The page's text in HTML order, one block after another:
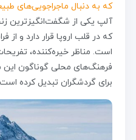
که به دنبال ماجراجویی‌های
آلپ یکی از شگفت‌انگیزترین
که در قلب اروپا قرار دارد و
است. مناظر خیره‌کننده،
فرهنگ‌های محلی گوناگون
برای گردشگران تبدیل کرده